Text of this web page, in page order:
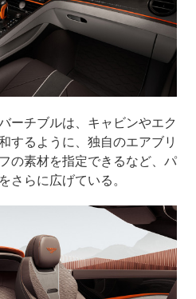
ーチブルは、キャビンやエク
するように、独自のエアブリ
の素材を指定できるなど、パ
さらに広げている。